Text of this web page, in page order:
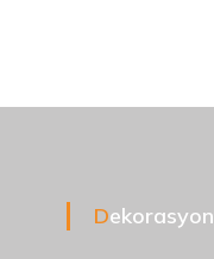
Dekorasyon